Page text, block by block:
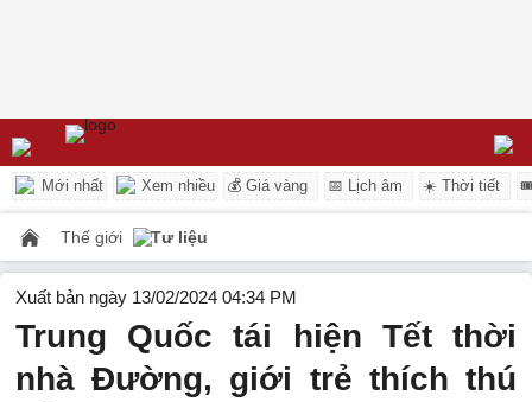
Mới nhất Xem nhiều 💰 Giá vàng 📅 Lịch âm ☀️ Thời tiết
Thế giới Tư liệu
Xuất bản ngày 13/02/2024 04:34 PM
Trung Quốc tái hiện Tết thời
nhà Đường, giới trẻ thích thú